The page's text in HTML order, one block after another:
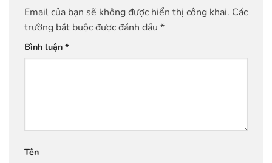
Email của bạn sẽ không được hiển thị công khai. Các
trường bắt buộc được đánh dấu *
Bình luận *
Tên